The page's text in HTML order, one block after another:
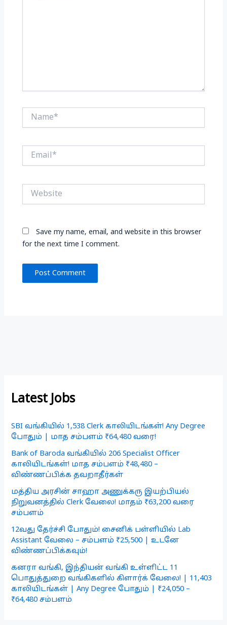
Name*
Email*
Website
Save my name, email, and website in this browser
for the next time I comment.
Latest Jobs
SBI வங்கியில் 1,538 Clerk காலியிடங்கள்! Any Degree
போதும் | மாத சம்பளம் ₹64,480 வரை!
Bank of Baroda வங்கியில் 206 Specialist Officer
காலியிடங்கள்! மாத சம்பளம் ₹48,480 –
விண்ணப்பிக்க தவறாதீர்கள்
மத்திய அரசின் சாஹா அணுக்கரு இயற்பியல்
நிறுவனத்தில் Clerk வேலை! மாதம் ₹63,200 வரை
சம்பளம்
12வது தேர்ச்சி போதும்! சைனிக் பள்ளியில் Lab
Assistant வேலை – சம்பளம் ₹25,500 | உடனே
விண்ணப்பிக்கவும்!
கனரா வங்கி, இந்தியன் வங்கி உள்ளிட்ட 11
பொதுத்துறை வங்கிகளில் கிளார்க் வேலை! | 11,403
காலியிடங்கள் | Any Degree போதும் | ₹24,050 –
₹64,480 சம்பளம்